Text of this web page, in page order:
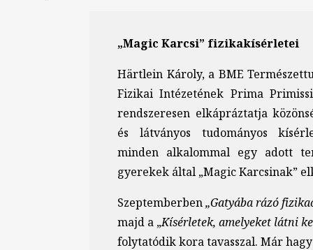
„Magic Karcsi” fizikakísérletei
Härtlein Károly, a BME
Fizikai Intézetének Prima
rendszeresen elkápráztatja
és látványos tudományos
minden alkalommal egy adott
gyerekek által „Magic Karcsinak”
Szeptemberben„Gatyába rázó
majd a „Kísérletek, amelyeket látni
folytatódik kora tavasszal. Már